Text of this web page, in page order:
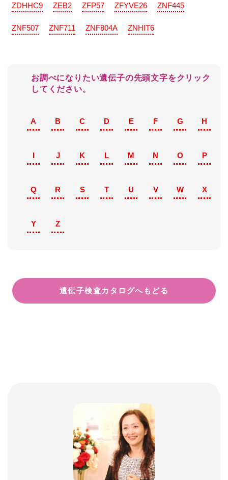
ZDHHC9 ZEB2 ZFP57 ZFYVE26 ZNF445
ZNF507 ZNF711 ZNF804A ZNHIT6
お調べになりたい遺伝子の先頭文字をクリック
してください。
A B C D E F G H
I J K L M N O P
Q R S T U V W X
Y Z
遺伝子検査カタログへもどる